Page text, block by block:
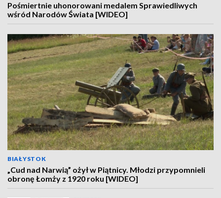
Pośmiertnie uhonorowani medalem Sprawiedliwych
wśród Narodów Świata [WIDEO]
BIAŁYSTOK
„Cud nad Narwią” ożył w Piątnicy. Młodzi przypomnieli
obronę Łomży z 1920 roku [WIDEO]